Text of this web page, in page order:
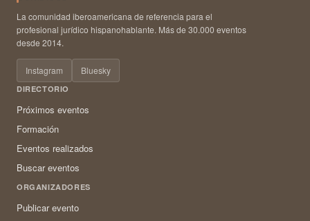
La comunidad iberoamericana de referencia para el
profesional jurídico hispanohablante. Más de 30.000 eventos
desde 2014.
Instagram Bluesky
DIRECTORIO
Próximos eventos
Formación
Eventos realizados
Buscar eventos
ORGANIZADORES
Publicar evento